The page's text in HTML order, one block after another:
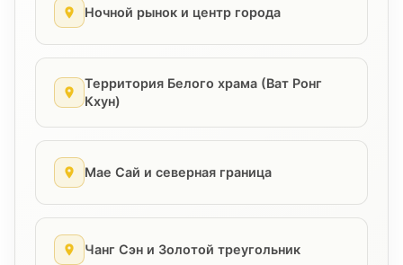
Ночной рынок и центр города
Территория Белого храма (Ват Ронг
Кхун)
Мае Сай и северная граница
Чанг Сэн и Золотой треугольник